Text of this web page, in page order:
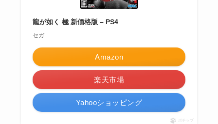
龍が如く 極 新価格版 – PS4
セガ
Amazon
楽天市場
Yahooショッピング
ポチップ